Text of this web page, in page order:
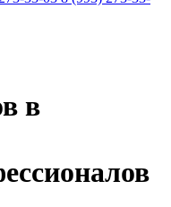
в